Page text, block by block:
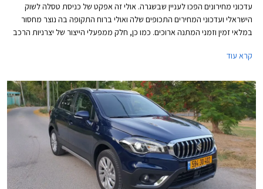
עדכוני מחירונים הפכו לעניין שבשגרה. אולי זה אפקט של כניסת טסלה לשוק
הישראלי ועדכוני המחירים התכופים שלה ואולי ברוח התקופה בה נוצר מחסור
במלאי זמין וזמני המתנה ארוכים. כמו כן, חלק ממפעלי הייצור של יצרניות הרכב
קרא עוד